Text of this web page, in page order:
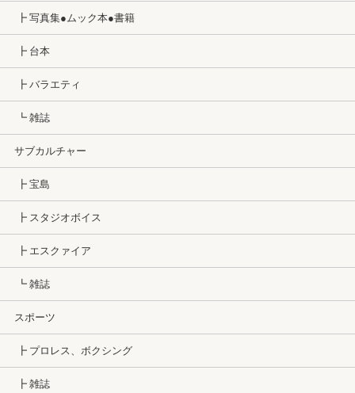
┣ 写真集●ムック本●書籍
┣ 台本
┣ バラエティ
┗ 雑誌
サブカルチャー
┣ 宝島
┣ スタジオボイス
┣ エスクァイア
┗ 雑誌
スポーツ
┣ プロレス、ボクシング
┣ 雑誌